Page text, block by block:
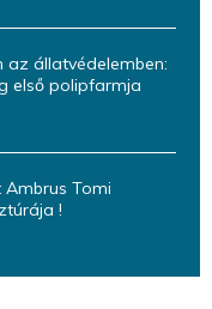
az állatvédelemben:
első polipfarmja
Tomi
!